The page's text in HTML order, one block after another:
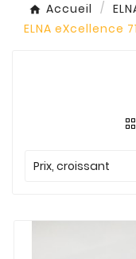
Accueil
ELNA eXcellence
Prix, croissant